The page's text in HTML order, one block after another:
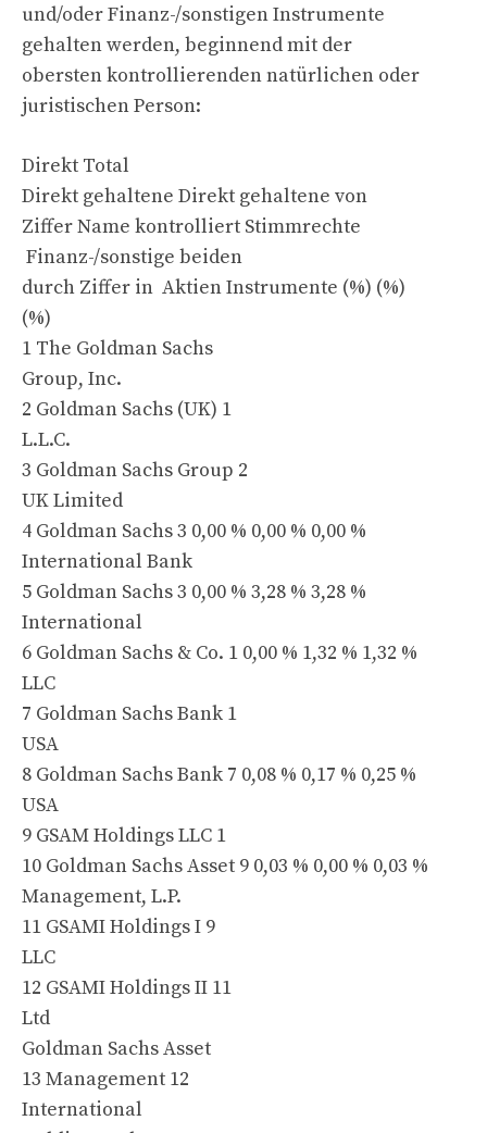
und/oder Finanz-/sonstigen Instrumente
gehalten werden, beginnend mit der
obersten kontrollierenden natürlichen oder
juristischen Person:
Direkt Total
Direkt gehaltene Direkt gehaltene von
Ziffer Name kontrolliert Stimmrechte
Finanz-/sonstige beiden
durch Ziffer in Aktien Instrumente (%) (%)
(%)
1 The Goldman Sachs
Group, Inc.
2 Goldman Sachs (UK) 1
L.L.C.
3 Goldman Sachs Group 2
UK Limited
4 Goldman Sachs 3 0,00 % 0,00 % 0,00 %
International Bank
5 Goldman Sachs 3 0,00 % 3,28 % 3,28 %
International
6 Goldman Sachs & Co. 1 0,00 % 1,32 % 1,32 %
LLC
7 Goldman Sachs Bank 1
USA
8 Goldman Sachs Bank 7 0,08 % 0,17 % 0,25 %
USA
9 GSAM Holdings LLC 1
10 Goldman Sachs Asset 9 0,03 % 0,00 % 0,03 %
Management, L.P.
11 GSAMI Holdings I 9
LLC
12 GSAMI Holdings II 11
Ltd
Goldman Sachs Asset
13 Management 12
International